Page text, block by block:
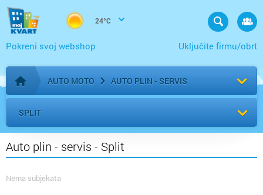
24°C
Uključite firmu/obrt
Pokreni svoj webshop
Početna stranica
AUTO MOTO AUTO PLIN - SERVIS
SPLIT
Auto plin - servis - Split
Nema subjekata